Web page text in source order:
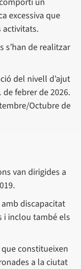
excessiva que
activitats.
s’han de realitzar
del nivell d’ajut
de febrer de 2026.
Octubre de
van dirigides a
amb discapacitat
i inclou també els
que constitueixen
a la ciutat